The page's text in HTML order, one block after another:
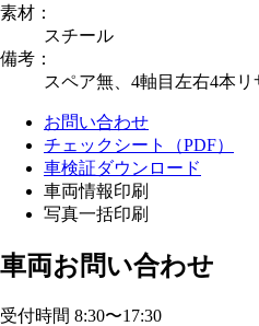
素材：
スチール
備考：
スペア無、4軸目左右4本リ
お問い合わせ
チェックシート（PDF）
車検証ダウンロード
車両情報印刷
写真一括印刷
車両お問い合わせ
受付時間 8:30〜17:30